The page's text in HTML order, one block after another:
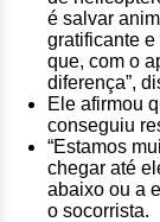
é salvar
gratificante
que, com o
diferença”,
Ele afirmou
conseguiu
“Estamos
chegar até
abaixo ou a
o socorrista.